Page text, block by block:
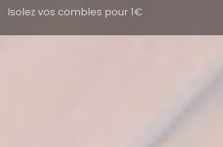
Isolez vos combles pour 1€